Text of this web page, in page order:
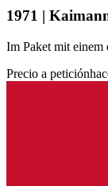
1971 |
Im Paket mit einem
Precio a petición